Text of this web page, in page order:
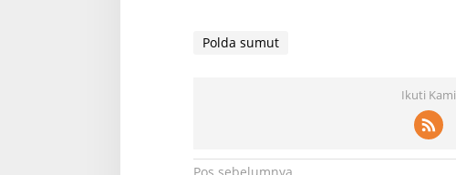
Polda sumut
Ikuti Kami